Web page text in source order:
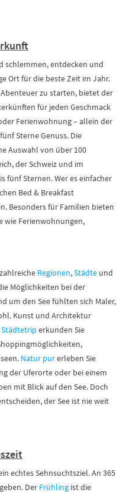
schlemmen, entdecken und
Ort für die beste Zeit im Jahr.
zu starten, bietet der
für jeden Geschmack
Ferienwohnung – allein der
Sterne Genuss. Die
Auswahl von über 100
der Schweiz und im
fünf Sternen. Wer es einfacher
Bed & Breakfast
Besonders für Familien bieten
wie Ferienwohnungen,
Regionen,Städte und
Möglichkeiten bei der
um den See fühlten sich Maler,
Kunst und Architektur
Städtetrip erkunden Sie
Natur purerleben Sie
der Uferorte oder bei einem
mit Blick auf den See. Doch
der See ist nie weit
echtes Sehnsuchtsziel. An 365
Der Frühling ist die